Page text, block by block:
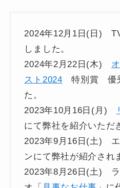
2024年12月1日(日)
しました。
2024年2月22日(木)
スト2024 特別賞 優
た。
2023年10月16日(月)
にて弊社を紹介いた
2023年9月16日(土)
ンにて弊社が紹介され
2023年8月26日(土)